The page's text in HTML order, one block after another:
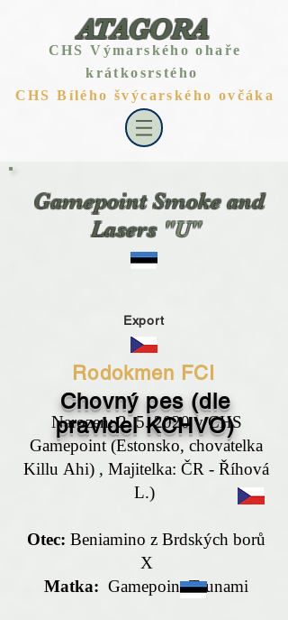
ATAGORA
CHS Výmarského ohaře
krátkosrstého
CHS Bílého švýcarského ovčáka
Gamepoint Smoke and
Lasers "U"
Export
Rodokmen FCI
Chovný pes (dle
pravidel KCHVO)
Narozen: 2. 5. 2020 v CHS
Gamepoint (Estonsko, chovatelka
Killu Ahi) , Majitelka: ČR - Říhová
L.)
Otec:Beniamino z Brdských borů
X
Matka: Gamepoint Tsunami